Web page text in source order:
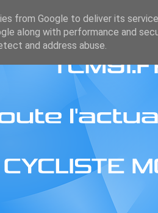
from Google to deliver its
along with performance and
and address abuse.